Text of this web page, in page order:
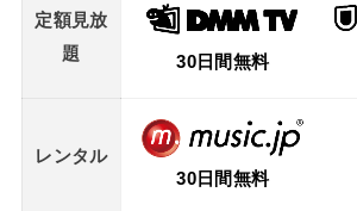
定額見放
題
30日間無料
レンタル
30日間無料